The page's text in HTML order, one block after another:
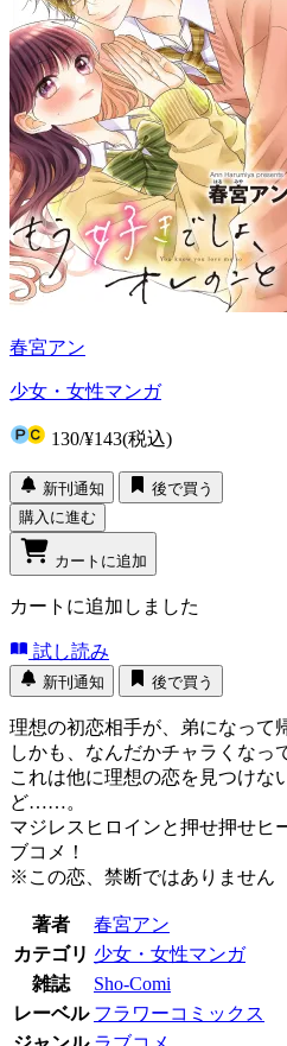
春宮アン
少女・女性マンガ
130/¥143(税込)
新刊通知
後で買う
購入に進む
カートに追加
カートに追加しました
試し読み
新刊通知 後で買う
理想の初恋相手が、弟になっ
しかも、なんだかチャラくな
これは他に理想の恋を見つけな
ど……。
マジレスヒロインと押せ押せヒ
ブコメ！
※この恋、禁断ではありません
著者
春宮アン
カテゴリ 少女・女性マンガ
雑誌
Sho-Comi
レーベル フラワーコミックス